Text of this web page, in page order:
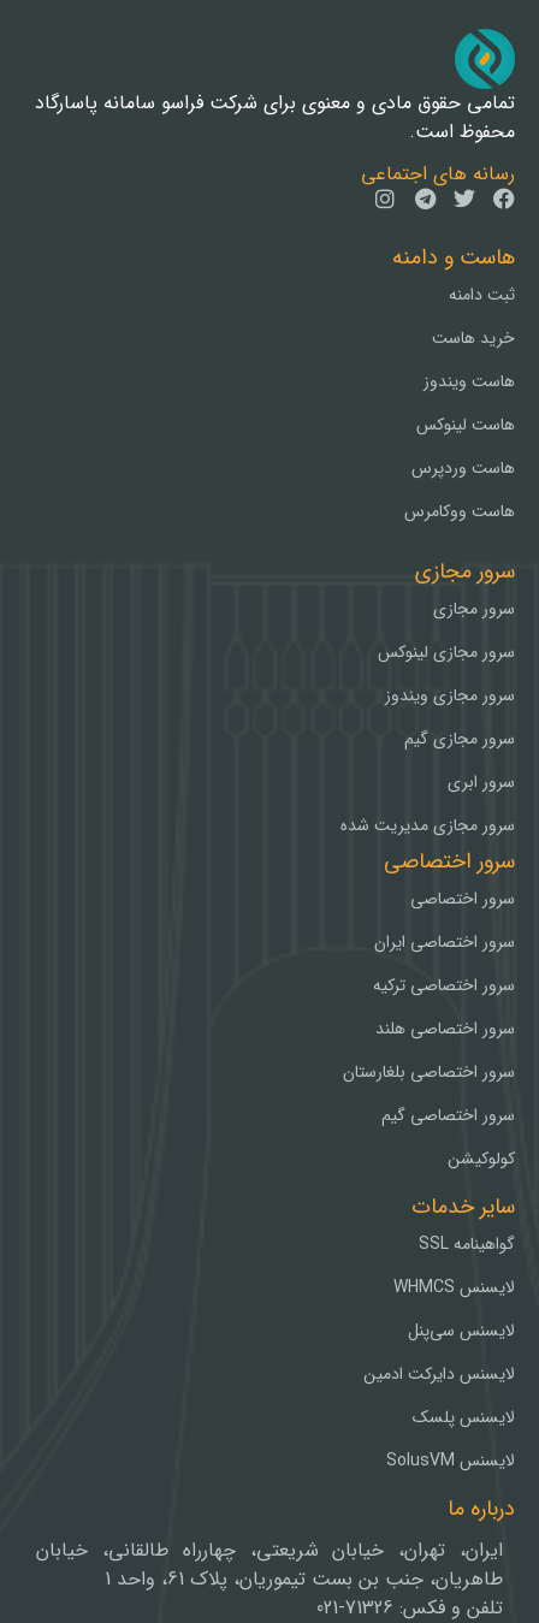
تمامی حقوق مادی و معنوی برای شرکت فراسو سامانه پاسارگاد
محفوظ است.
رسانه های اجتماعی
هاست و دامنه
ثبت دامنه
خرید هاست
هاست ویندوز
هاست لینوکس
هاست وردپرس
هاست ووکامرس
سرور مجازی
سرور مجازی
سرور مجازی لینوکس
سرور مجازی ویندوز
سرور مجازی گیم
سرور ابری
سرور مجازی مدیریت شده
سرور اختصاصی
سرور اختصاصی
سرور اختصاصی ایران
سرور اختصاصی ترکیه
سرور اختصاصی هلند
سرور اختصاصی بلغارستان
سرور اختصاصی گیم
کولوکیشن
سایر خدمات
گواهینامه SSL
لایسنس WHMCS
لایسنس سی‌پنل
لایسنس دایرکت ادمین
لایسنس پلسک
لایسنس SolusVM
درباره ما
ایران، تهران، خیابان شریعتی، چهارراه طالقانی، خیابان
طاهریان، جنب بن بست تیموریان، پلاک 61، واحد 1
تلفن و فکس: 71326-021